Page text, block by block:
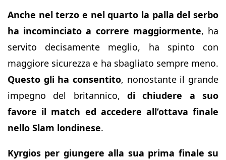
Anche nel terzo e nel quarto la palla del serbo
ha incominciato a correre maggiormente, ha
servito decisamente meglio, ha spinto con
maggiore sicurezza e ha sbagliato sempre meno.
Questo gli ha consentito, nonostante il grande
impegno del britannico, di chiudere a suo
favore il match ed accedere all’ottava finale
nello Slam londinese.
Kyrgios per giungere alla sua prima finale su